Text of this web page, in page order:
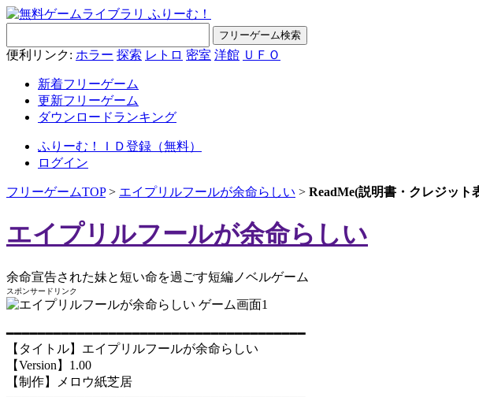
便利リンク: ホラー 探索 レトロ 密室 洋館 ＵＦＯ
新着フリーゲーム
更新フリーゲーム
ダウンロードランキング
ふりーむ！ＩＤ登録（無料）
ログイン
フリーゲームTOP> エイプリルフールが余命らしい > ReadMe(説明書・クレジット
エイプリルフールが余命らしい
余命宣告された妹と短い命を過ごす短編ノベルゲーム
スポンサードリンク
━━━━━━━━━━━━━━━━━━━━━━━━━━━━━━━━━━━━━━
【タイトル】エイプリルフールが余命らしい
【Version】1.00
【制作】メロウ紙芝居